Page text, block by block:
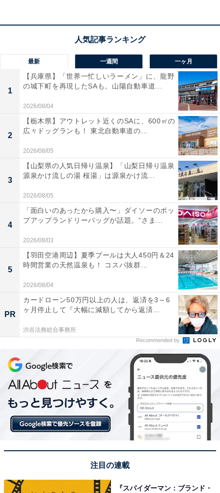
巡りや温泉街の散策を欲張りに楽しみたい人や、お酒と
旬の料理をビュッフェ形式で存分に味わいたい人におす
すめの宿です。
楽天トラベルの「春SALE」とは？
2026年2月19日23:59まで、楽天トラベルで開催中の「春
SALE」。「国内宿泊」が最大25％オフになるほか、遊
び・体験、楽パック（交通＋宿）、レンタカー、高速バ
スもお得に予約できます。※国内宿泊の割引は、クーポ
ン併用（最大20％／楽天モバイル契約者は最大22％）と
SALEプラン（5％）の組み合わせ
複数のクーポンを組み合わせて、さらに割引率をアップ
できる場合も。クーポンは数量限定なので、気になる人
は早めにチェックして、賢く旅の計画を立ててください
ね。
楽天トラベルで春セールを見る
最新 一週間 一ヶ月
1
【兵庫県】「世界一忙しいラーメン」に、龍野
の城下町を再現したSAも。山陽自動車道...
2026/08/04
2
【栃木県】アウトレット近くのSAに、600㎡の
広々ドッグランも！ 東北自動車道の...
2026/08/05
3
【山梨県の人気日帰り温泉】「山梨日帰り温泉
源泉かけ流しの湯 桜湯」は源泉かけ流...
2026/08/05
4
「面白いのあったから購入〜」ダイソーのポッ
プアップランドリーバッグが話題。“さま...
2026/08/03
5
【羽田空港周辺】夏季プールは大人450円＆24
時間営業の天然温泉も！ コスパ抜群...
2026/08/04
PR
カードローン50万円以上の人は、返済を3～6
ヶ月停止して『大幅に減額してから返済...
渋谷法務総合事務所
Recommended by
注目の連載
『スパイダーマン：ブランド・